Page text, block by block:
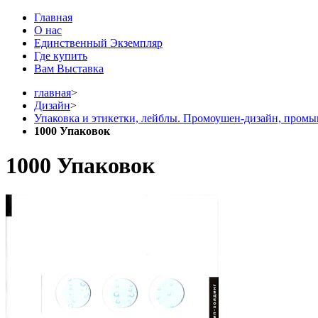
Главная
О нас
Единственный Экземпляр
Где купить
Вам Выставка
главная>
Дизайн>
Упаковка и этикетки, лейблы. Промоушен-дизайн,
1000 Упаковок
1000 Упаковок